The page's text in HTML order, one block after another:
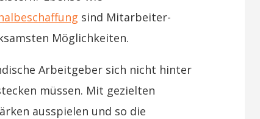
sind Mitarbeiter-
Möglichkeiten.
Arbeitgeber sich nicht hinter
müssen. Mit gezielten
ausspielen und so die